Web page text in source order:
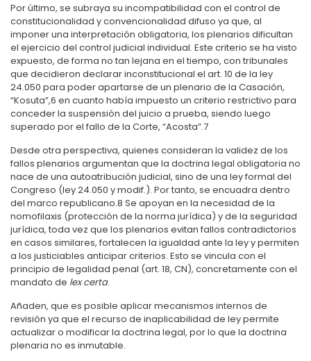
Por último, se subraya su incompatibilidad con el control de
constitucionalidad y convencionalidad difuso ya que, al
imponer una interpretación obligatoria, los plenarios dificultan
el ejercicio del control judicial individual. Este criterio se ha visto
expuesto, de forma no tan lejana en el tiempo, con tribunales
que decidieron declarar inconstitucional el art. 10 de la ley
24.050 para poder apartarse de un plenario de la Casación,
“Kosuta”,6 en cuanto había impuesto un criterio restrictivo para
conceder la suspensión del juicio a prueba, siendo luego
superado por el fallo de la Corte, “Acosta”.7
Desde otra perspectiva, quienes consideran la validez de los
fallos plenarios argumentan que la doctrina legal obligatoria no
nace de una autoatribución judicial, sino de una ley formal del
Congreso (ley 24.050 y modif.). Por tanto, se encuadra dentro
del marco republicano.8 Se apoyan en la necesidad de la
nomofilaxis (protección de la norma jurídica) y de la seguridad
jurídica, toda vez que los plenarios evitan fallos contradictorios
en casos similares, fortalecen la igualdad ante la ley y permiten
a los justiciables anticipar criterios. Esto se vincula con el
principio de legalidad penal (art. 18, CN), concretamente con el
mandato de lex certa.
Añaden, que es posible aplicar mecanismos internos de
revisión ya que el recurso de inaplicabilidad de ley permite
actualizar o modificar la doctrina legal, por lo que la doctrina
plenaria no es inmutable.